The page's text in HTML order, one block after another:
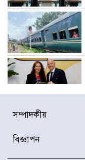
সম্পাদকীয়
বিজ্ঞাপন